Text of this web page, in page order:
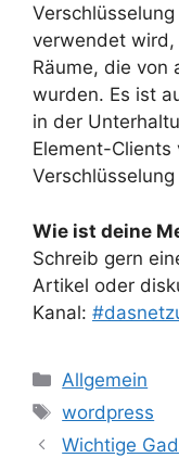
verwendet
Räume, die von
wurden. Es ist
in der
Element-
Wie ist deine
Schreib gern
Artikel oder
Kanal:
Kategorien
Allgemein
Schlagwörter
wordpress
Wichtige